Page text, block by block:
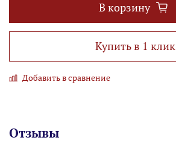
В корзину
Купить в 1 клик
Добавить в сравнение
Отзывы